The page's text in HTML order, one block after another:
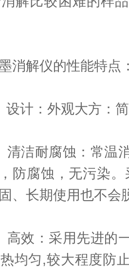
解仪的性能特点
：外观大方：简
耐腐蚀：常温消
防腐蚀，无污染
、长期使用也不会
：采用先进的一
均匀,较大程度防